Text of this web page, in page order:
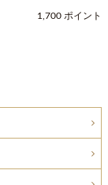
1,700 ポイント